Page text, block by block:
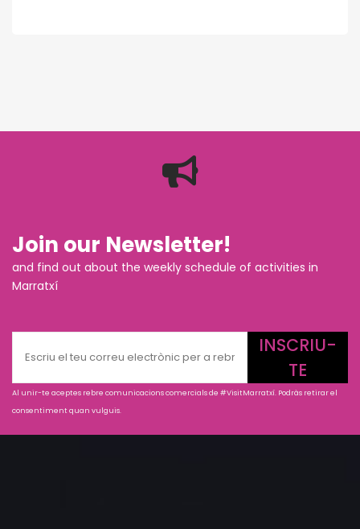
Join our Newsletter!
and find out about the weekly schedule of activities in
Marratxí
INSCRIU-
TE
Al unir-te aceptes rebre comunicacions comercials de #VisitMarratxí. Podràs retirar el
consentiment quan vulguis.